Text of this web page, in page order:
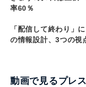
率60％
「配信して終わり」
の情報設計、3つの視
動画で見るプレ